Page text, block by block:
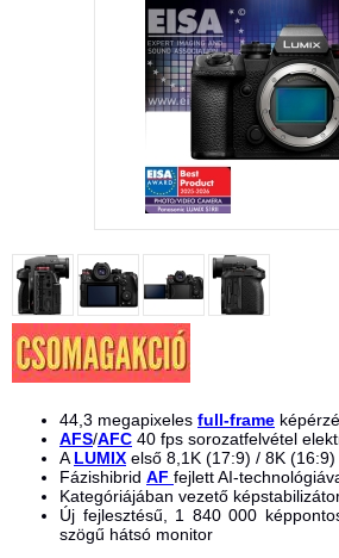
44,3 megapixeles full-frame
AFS/AFC 40 fps sorozatfelvétel
A LUMIX első 8,1K (17:9) / 8K
Fázishibrid AF fejlett AI-
Kategóriájában vezető
Új fejlesztésű, 1 840 000
szögű hátsó monitor